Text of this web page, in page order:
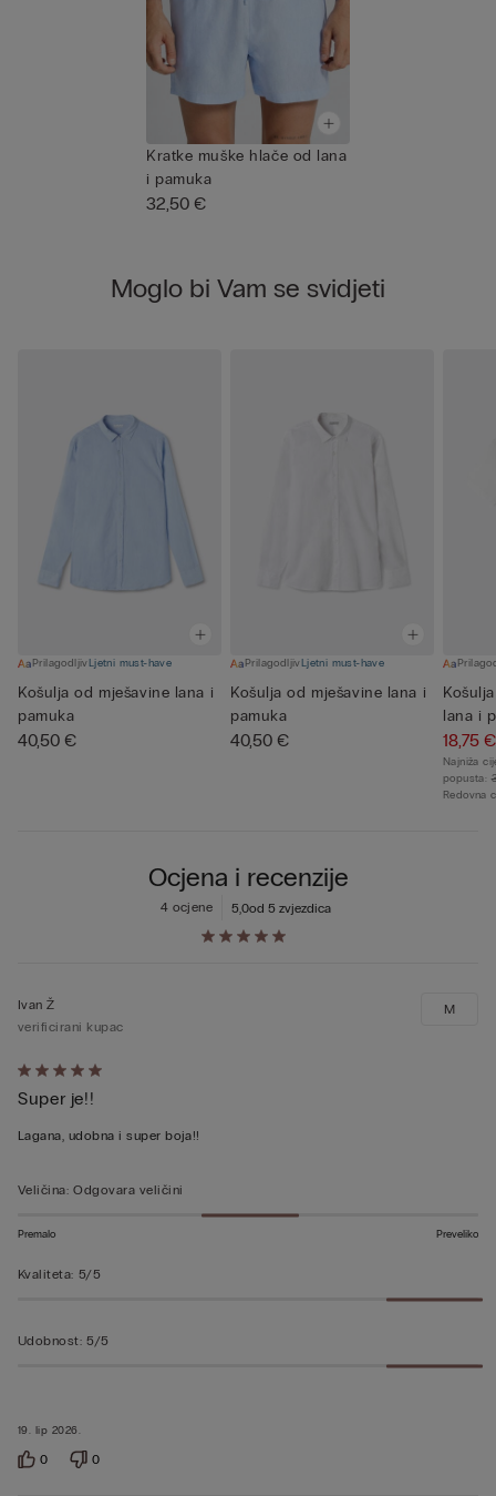
Kratke muške hlače od lana
i pamuka
32,50 €
Moglo bi Vam se svidjeti
PrilagodljivLjetni must-have
Košulja od mješavine lana i
pamuka
40,50 €
PrilagodljivLjetni must-have
Košulja od mješavine lana i
pamuka
40,50 €
lana i
18,75 €
Najniža
popusta:
Redovna
Ocjena i recenzije
5,0od 5 zvjezdica
4 ocjene
Dali
ste
ocjenu
od
19. lip 2026.
Ivan Ž
verificirani kupac
Super je!!
Lagana, udobna i super boja!!
M
Veličina: Odgovara veličini
Premalo Preveliko
Kvaliteta: 5/5
Udobnost: 5/5
0 0